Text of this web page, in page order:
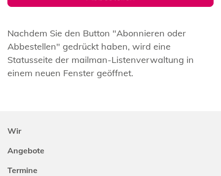
Nachdem Sie den Button "Abonnieren oder
Abbestellen" gedrückt haben, wird eine
Statusseite der mailman-Listenverwaltung in
einem neuen Fenster geöffnet.
Wir
Angebote
Termine